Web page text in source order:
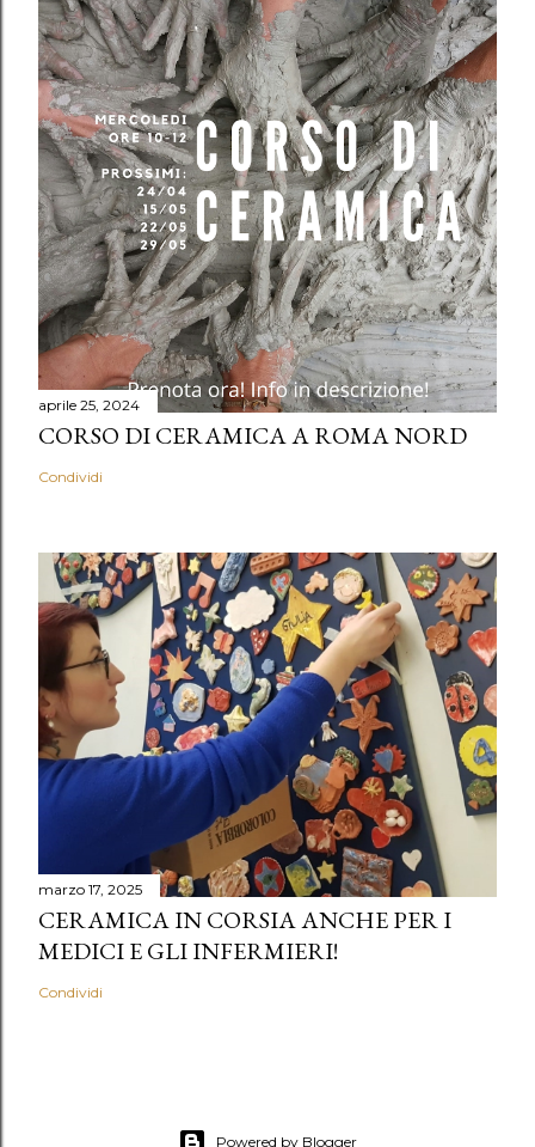
aprile 25, 2024
CORSO DI CERAMICA A ROMA NORD
Condividi
marzo 17, 2025
CERAMICA IN CORSIA ANCHE PER I
MEDICI E GLI INFERMIERI!
Condividi
Powered by Blogger